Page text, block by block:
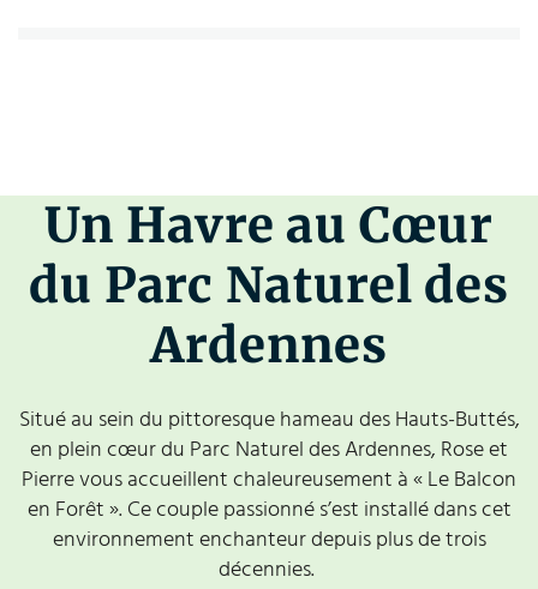
Un Havre au Cœur
du Parc Naturel des
Ardennes
Situé au sein du pittoresque hameau des Hauts-Buttés,
en plein cœur du Parc Naturel des Ardennes, Rose et
Pierre vous accueillent chaleureusement à « Le Balcon
en Forêt ». Ce couple passionné s’est installé dans cet
environnement enchanteur depuis plus de trois
décennies.